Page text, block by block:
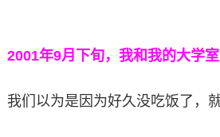
2001年9月下旬，我和我的大学室
我们以为是因为好久没吃饭了，